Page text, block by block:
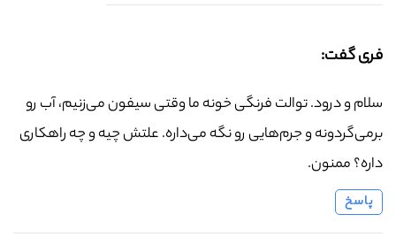
فری گفت:
سلام و درود. توالت فرنگی خونه ما وقتی سیفون می‌زنیم، آب رو
برمی‌گردونه و جرم‌هایی رو نگه می‌داره. علتش چیه و چه راهکاری
داره؟ ممنون.
پاسخ